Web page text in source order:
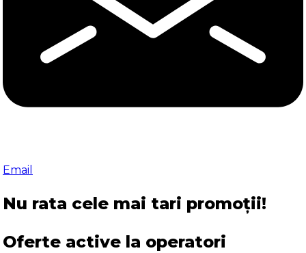
Email
Nu rata cele mai tari promoții!
Oferte active la operatori